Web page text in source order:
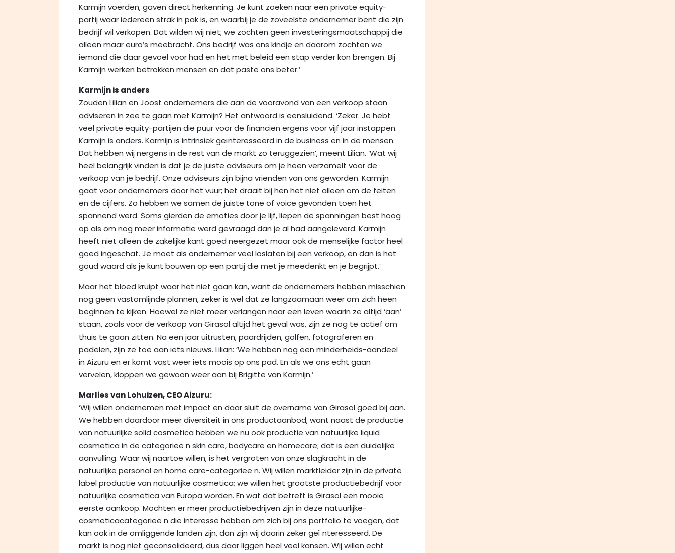
Karmijn voerden, gaven direct herkenning. Je kunt zoeken naar een private equity-
partij waar iedereen strak in pak is, en waarbij je de zoveelste ondernemer bent die zijn
bedrijf wil verkopen. Dat wilden wij niet; we zochten geen investeringsmaatschappij die
alleen maar euro’s meebracht. Ons bedrijf was ons kindje en daarom zochten we
iemand die daar gevoel voor had en het met beleid een stap verder kon brengen. Bij
Karmijn werken betrokken mensen en dat paste ons beter.’
Karmijn is anders
Zouden Lilian en Joost ondernemers die aan de vooravond van een verkoop staan
adviseren in zee te gaan met Karmijn? Het antwoord is eensluidend. ‘Zeker. Je hebt
veel private equity-partijen die puur voor de financien ergens voor vijf jaar instappen.
Karmijn is anders. Karmijn is intrinsiek geïnteresseerd in de business en in de mensen.
Dat hebben wij nergens in de rest van de markt zo teruggezien’, meent Lilian. ‘Wat wij
heel belangrijk vinden is dat je de juiste adviseurs om je heen verzamelt voor de
verkoop van je bedrijf. Onze adviseurs zijn bijna vrienden van ons geworden. Karmijn
gaat voor ondernemers door het vuur; het draait bij hen het niet alleen om de feiten
en de cijfers. Zo hebben we samen de juiste tone of voice gevonden toen het
spannend werd. Soms gierden de emoties door je lijf, liepen de spanningen best hoog
op als om nog meer informatie werd gevraagd dan je al had aangeleverd. Karmijn
heeft niet alleen de zakelijke kant goed neergezet maar ook de menselijke factor heel
goed ingeschat. Je moet als ondernemer veel loslaten bij een verkoop, en dan is het
goud waard als je kunt bouwen op een partij die met je meedenkt en je begrijpt.’
Maar het bloed kruipt waar het niet gaan kan, want de ondernemers hebben misschien
nog geen vastomlijnde plannen, zeker is wel dat ze langzaamaan weer om zich heen
beginnen te kijken. Hoewel ze niet meer verlangen naar een leven waarin ze altijd ‘aan’
staan, zoals voor de verkoop van Girasol altijd het geval was, zijn ze nog te actief om
thuis te gaan zitten. Na een jaar uitrusten, paardrijden, golfen, fotograferen en
padelen, zijn ze toe aan iets nieuws. Lilian: ‘We hebben nog een minderheids-aandeel
in Aizuru en er komt vast weer iets moois op ons pad. En als we ons echt gaan
vervelen, kloppen we gewoon weer aan bij Brigitte van Karmijn.’
Marlies van Lohuizen, CEO Aizuru:
‘Wij willen ondernemen met impact en daar sluit de overname van Girasol goed bij aan.
We hebben daardoor meer diversiteit in ons productaanbod, want naast de productie
van natuurlijke solid cosmetica hebben we nu ook productie van natuurlijke liquid
cosmetica in de categoriee n skin care, bodycare en homecare; dat is een duidelijke
aanvulling. Waar wij naartoe willen, is het vergroten van onze slagkracht in de
natuurlijke personal en home care-categoriee n. Wij willen marktleider zijn in de private
label productie van natuurlijke cosmetica; we willen het grootste productiebedrijf voor
natuurlijke cosmetica van Europa worden. En wat dat betreft is Girasol een mooie
eerste aankoop. Mochten er meer productiebedrijven zijn in deze natuurlijke-
cosmeticacategoriee n die interesse hebben om zich bij ons portfolio te voegen, dat
kan ook in de omliggende landen zijn, dan zijn wij daarin zeker geï nteresseerd. De
markt is nog niet geconsolideerd, dus daar liggen heel veel kansen. Wij willen echt